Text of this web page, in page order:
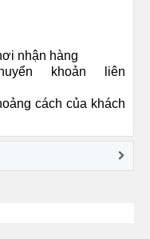
nhận hàng
khoản liên
cách của khách